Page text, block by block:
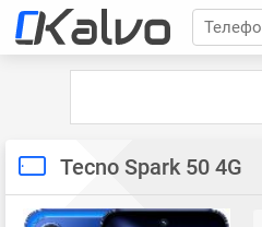
Tecno Spark 50 4G